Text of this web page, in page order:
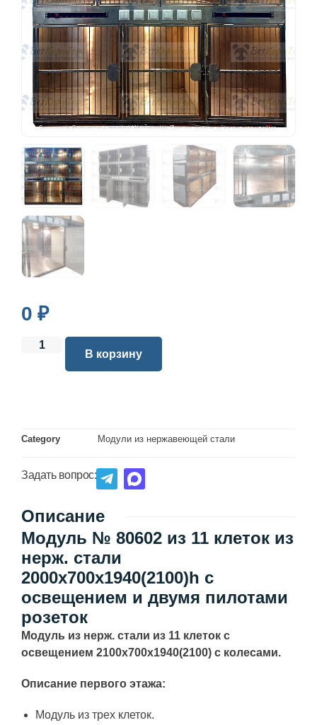
0 ₽
В корзину
Category Модули из нержавеющей стали
Задать вопрос:
Описание
Модуль № 80602 из 11 клеток из
нерж. стали
2000х700х1940(2100)h с
освещением и двумя пилотами
розеток
Модуль из нерж. стали из 11 клеток с
освещением 2100х700х1940(2100) с колесами.
Описание первого этажа:
Модуль из трех клеток.